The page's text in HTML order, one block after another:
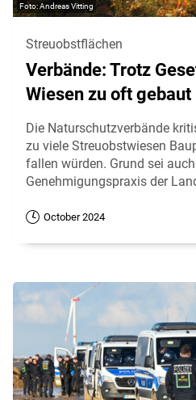
Andreas Vitting
Streuobstflächen
Verbände: Trotz
Wiesen zu oft gebaut
Die Naturschutzverbände
zu viele Streuobstwiesen
fallen würden. Grund sei
Genehmigungspraxis der
October 2024